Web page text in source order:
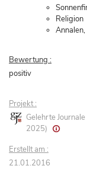
Religion
Bewertung :
positiv
Projekt :
Gelehrte
2025)
Erstellt am :
21.01.2016